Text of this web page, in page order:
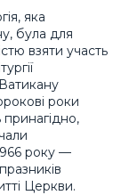
яка
була для
взяти участь
роки
року —
Церкви.